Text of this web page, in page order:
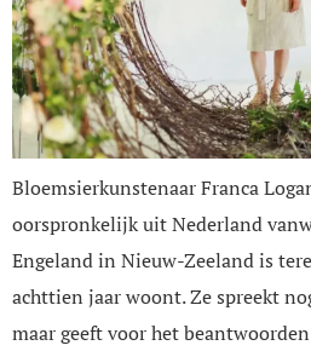
Bloemsierkunstenaar Franca
oorspronkelijk uit Nederland
Engeland in Nieuw-Zeeland is
achttien jaar woont. Ze spreekt
maar geeft voor het